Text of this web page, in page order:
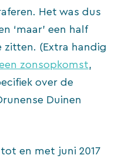
Het was dus
‘maar’ een half
(Extra handig
zonsopkomst,
over de
Duinen
en met juni 2017